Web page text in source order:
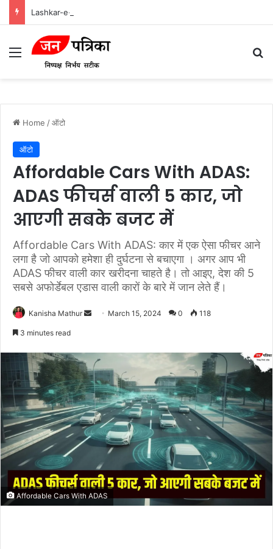
Menu
Home /ऑटो
ऑटो
Affordable Cars With ADAS:
ADAS फीचर्स वाली 5 कार, जो
आएगी सबके बजट में
Affordable Cars With ADAS: कार में एक ऐसा फीचर आने
लगा है जो आपको हमेशा ही दुर्घटना से बचाएगा । अगर आप भी
ADAS फीचर वाली कार खरीदना चाहते है। तो आइए, देश की 5
सबसे अफोर्डेबल एडास वाली कारों के बारे में जान लेते हैं।
Kanisha Mathur
Send March 15, 2024 0 118
3 minutes read
Affordable Cars With ADAS